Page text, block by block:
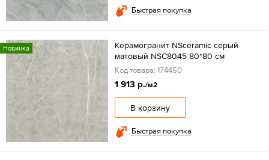
Быстрая покупка
Новинка
Керамогранит NSceramic серый
матовый NSC8045 80*80 см
Код товара: 174450
1 913 р./м2
В корзину
Быстрая покупка